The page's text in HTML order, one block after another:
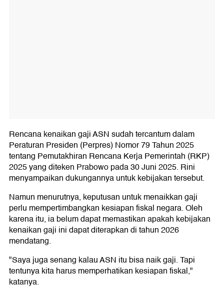
Rencana kenaikan gaji ASN sudah tercantum dalam
Peraturan Presiden (Perpres) Nomor 79 Tahun 2025
tentang Pemutakhiran Rencana Kerja Pemerintah (RKP)
2025 yang diteken Prabowo pada 30 Juni 2025. Rini
menyampaikan dukungannya untuk kebijakan tersebut.
Namun menurutnya, keputusan untuk menaikkan gaji
perlu mempertimbangkan kesiapan fiskal negara. Oleh
karena itu, ia belum dapat memastikan apakah kebijakan
kenaikan gaji ini dapat diterapkan di tahun 2026
mendatang.
"Saya juga senang kalau ASN itu bisa naik gaji. Tapi
tentunya kita harus memperhatikan kesiapan fiskal,"
katanya.